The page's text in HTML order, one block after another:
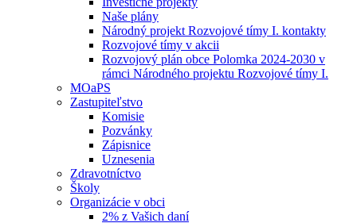
Naše plány
Národný projekt Rozvojové tímy I. kontakty
Rozvojové tímy v akcii
Rozvojový plán obce Polomka 2024-2030 v
rámci Národného projektu Rozvojové tímy I.
MOaPS
Zastupiteľstvo
Komisie
Pozvánky
Zápisnice
Uznesenia
Zdravotníctvo
Školy
Organizácie v obci
2% z Vašich daní